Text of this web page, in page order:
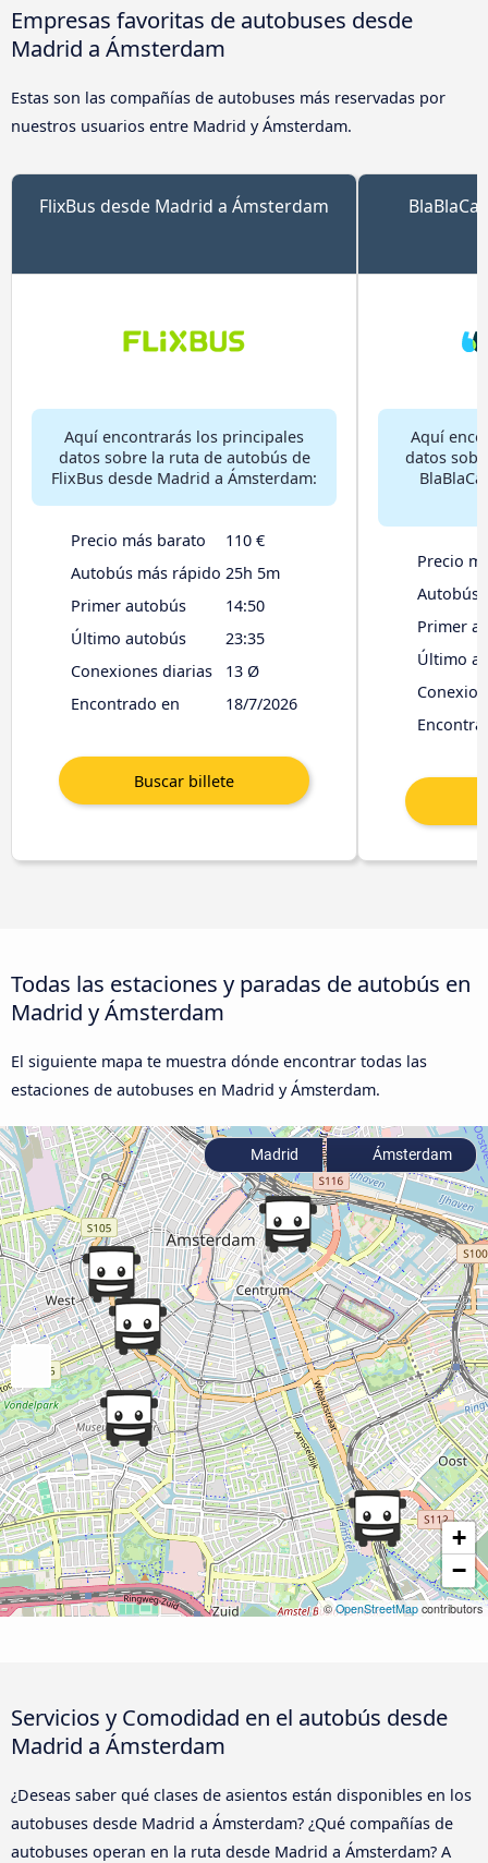
Empresas favoritas de autobuses desde
Madrid a Ámsterdam
Estas son las compañías de autobuses más reservadas por
nuestros usuarios entre Madrid y Ámsterdam.
FlixBus desde Madrid a Ámsterdam
Aquí encontrarás los principales
datos sobre la ruta de autobús de
FlixBus desde Madrid a Ámsterdam:
Precio más barato
110 €
Autobús más rápido 25h 5m
Primer autobús
14:50
Último autobús
23:35
Conexiones diarias
13 Ø
Encontrado en
18/7/2026
Aquí
datos
Precio
Autobús
Primer
Último
Todas las estaciones y paradas de autobús en
Madrid y Ámsterdam
El siguiente mapa te muestra dónde encontrar todas las
estaciones de autobuses en Madrid y Ámsterdam.
+
−
©OpenStreetMap contributors
Madrid Ámsterdam
Servicios y Comodidad en el autobús desde
Madrid a Ámsterdam
¿Deseas saber qué clases de asientos están disponibles en los
autobuses desde Madrid a Ámsterdam? ¿Qué compañías de
autobuses operan en la ruta desde Madrid a Ámsterdam? A